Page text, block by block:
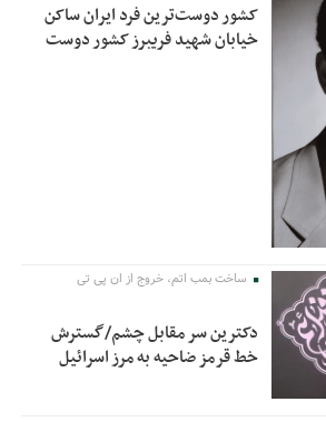
کشور دوست‌ترین فرد ایران ساکن
خیابان شهید فریبرز کشور دوست
ساخت بمب اتم، خروج از ان پی تی
دکترین سر مقابل چشم/گسترش
خط قرمز ضاحیه به مرز اسرائیل